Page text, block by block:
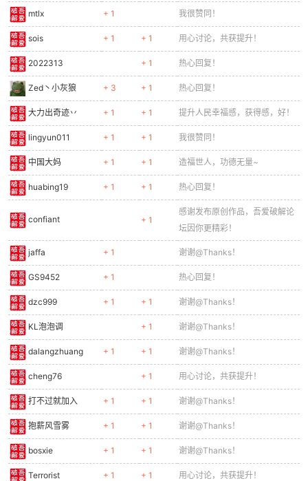
mtlx + 1 我很赞同！
sois + 1 + 1 用心讨论，共获提升！
2022313 + 1 热心回复！
Zed丶小灰狼 + 3 + 1 热心回复！
大力出奇迹丷 + 1 + 1 提升人民幸福感，获得感，好！
lingyun011 + 1 + 1 我很赞同！
中国大妈 + 1 + 1 造福世人，功德无量~
huabing19 + 1 + 1 热心回复！
confiant + 1
感谢发布原创作品，吾爱破解论
坛因你更精彩！
jaffa + 1 谢谢@Thanks！
GS9452 + 1 热心回复！
dzc999 + 1 + 1 谢谢@Thanks！
KL泡泡调 + 1 谢谢@Thanks！
dalangzhuang + 1 + 1 谢谢@Thanks！
cheng76 + 1 用心讨论，共获提升！
打不过就加入 + 1 + 1 谢谢@Thanks！
抱薪风雪雾 + 1 + 1 谢谢@Thanks！
bosxie + 1 + 1 谢谢@Thanks！
Terrorist + 1 + 1 用心讨论，共获提升！